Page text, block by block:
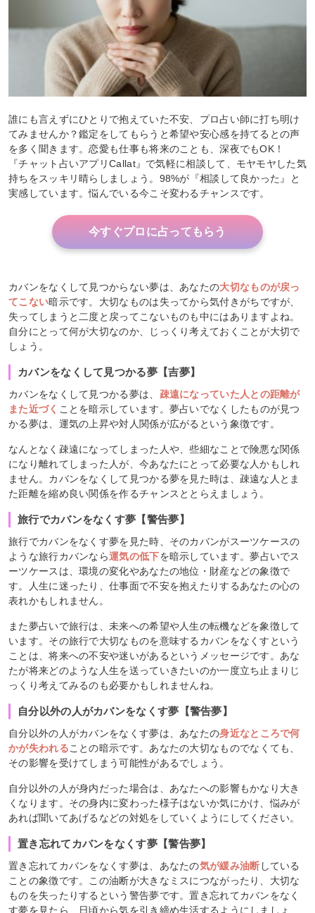
誰にも言えずにひとりで抱えていた不安、プロ占い師に打ち明け
てみませんか？鑑定をしてもらうと希望や安心感を持てるとの声
を多く聞きます。恋愛も仕事も将来のことも、深夜でもOK！
『チャット占いアプリCallat』で気軽に相談して、モヤモヤした気
持ちをスッキリ晴らしましょう。98%が『相談して良かった』と
実感しています。悩んでいる今こそ変わるチャンスです。
今すぐプロに占ってもらう
カバンをなくして見つからない夢は、あなたの大切なものが戻っ
てこない暗示です。大切なものは失ってから気付きがちですが、
失ってしまうと二度と戻ってこないものも中にはありますよね。
自分にとって何が大切なのか、じっくり考えておくことが大切で
しょう。
カバンをなくして見つかる夢【吉夢】
カバンをなくして見つかる夢は、 疎遠になっていた人との距離が
また近づく ことを暗示しています。夢占いでなくしたものが見つ
かる夢は、運気の上昇や対人関係が広がるという象徴です。
なんとなく疎遠になってしまった人や、些細なことで険悪な関係
になり離れてしまった人が、今あなたにとって必要な人かもしれ
ません。カバンをなくして見つかる夢を見た時は、疎遠な人とま
た距離を縮め良い関係を作るチャンスととらえましょう。
旅行でカバンをなくす夢【警告夢】
旅行でカバンをなくす夢を見た時、そのカバンがスーツケースの
ような旅行カバンなら運気の低下を暗示しています。夢占いでス
ーツケースは、環境の変化やあなたの地位・財産などの象徴で
す。人生に迷ったり、仕事面で不安を抱えたりするあなたの心の
表れかもしれません。
また夢占いで旅行は、未来への希望や人生の転機などを象徴して
います。その旅行で大切なものを意味するカバンをなくすという
ことは、将来への不安や迷いがあるというメッセージです。あな
たが将来どのような人生を送っていきたいのか一度立ち止まりじ
っくり考えてみるのも必要かもしれませんね。
自分以外の人がカバンをなくす夢【警告夢】
自分以外の人がカバンをなくす夢は、あなたの身近なところで何
かが失われることの暗示です。あなたの大切なものでなくても、
その影響を受けてしまう可能性があるでしょう。
自分以外の人が身内だった場合は、あなたへの影響もかなり大き
くなります。その身内に変わった様子はないか気にかけ、悩みが
あれば聞いてあげるなどの対処をしていくようにしてください。
置き忘れてカバンをなくす夢【警告夢】
置き忘れてカバンをなくす夢は、あなたの気が緩み油断 している
ことの象徴です。この油断が大きなミスにつながったり、大切な
ものを失ったりするという警告夢です。置き忘れてカバンをなく
す夢を見たら、日頃から気を引き締め生活するようにしましょ